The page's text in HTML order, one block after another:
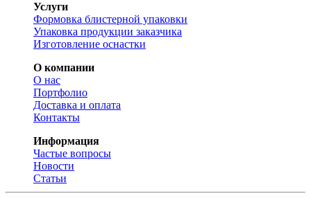
Услуги
Формовка блистерной упаковки
Упаковка продукции заказчика
Изготовление оснастки
О компании
О нас
Портфолио
Доставка и оплата
Контакты
Информация
Частые вопросы
Новости
Статьи